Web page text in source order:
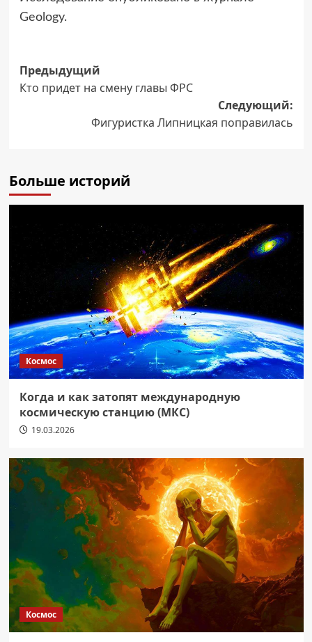
Geology.
Навигация
записи
Предыдущий
Кто придет на смену главы ФРС
Следующий:
Фигуристка Липницкая поправилась
Больше историй
Космос
Когда и как затопят международную
космическую станцию (МКС)
19.03.2026
Космос